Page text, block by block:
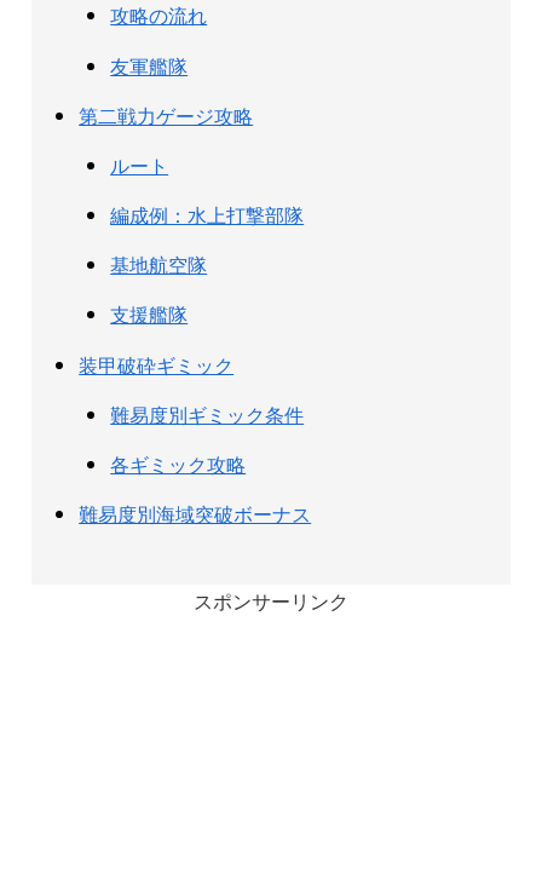
攻略の流れ
友軍艦隊
第二戦力ゲージ攻略
ルート
編成例：水上打撃部隊
基地航空隊
支援艦隊
装甲破砕ギミック
難易度別ギミック条件
各ギミック攻略
難易度別海域突破ボーナス
スポンサーリンク